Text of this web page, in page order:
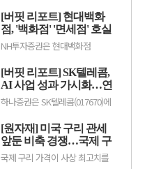
[버핏 리포트] 현대백화
점, '백화점' '면세점' 호실
적...지누스 실적 악화로
컨센 하회 - NH
NH투자증권은 현대백화점
적 악화로 2분기 연결 실적은 시장
기대치를 밑돌았지만, 본업인 백화
점과 면세점은 기대 수준의 호실적
을 이어갔다고 평가했다. 투자의견
‘매수’를 유지했으나 목표주가는
했다. 현대백화점의 전일 종가는
11만100원이다.주영훈 NH투자증
권 연.
[버핏 리포트] SK텔레콤,
AI 사업 성과 가시화…연
간 영업이익 2조원 기대 -
하나
하나증권은 SK텔레콤(017670)에
대해 인공지능(AI) 사업이 본격적
인 성장 국면에 진입하면서 실적과
배당 확대가 기대된다고 전망했다.
이에 투자의견 '매수(BUY)'와 목표
주가 14만원을 유지했다. SK텔레
콤의 전일종가는 9만3000원이다.
[원자재] 미국 구리 관세
앞둔 비축 경쟁…국제 구
리 가격 사상 최고치 경신
국제 구리 가격이 사상 최고치를